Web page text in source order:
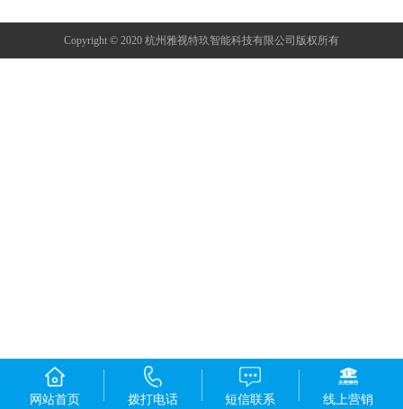
Copyright © 2020 杭州雅视特玖智能科技有限公司版权所有
网站首页 拨打电话 短信联系 线上营销